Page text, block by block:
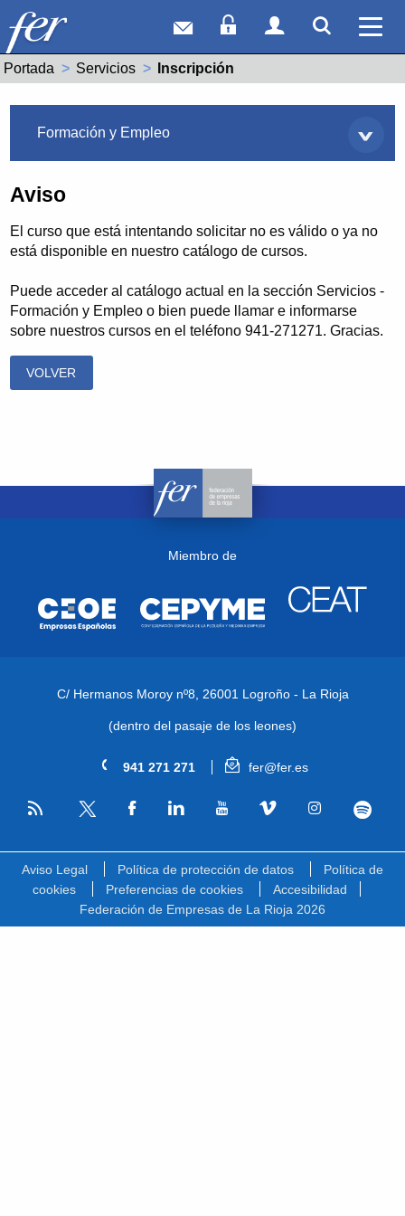
Correo webAcceso Socios
Acceso
Portada Servicios Actual:
Inscripción
Formación y Empleo
Aviso
El curso que está intentando solicitar no es válido o ya no
está disponible en nuestro catálogo de cursos.
Puede acceder al catálogo actual en la sección Servicios -
Formación y Empleo o bien puede llamar e informarse
sobre nuestros cursos en el teléfono 941-271271. Gracias.
VOLVER
Miembro de
C/ Hermanos Moroy nº8, 26001 Logroño - La Rioja
(dentro del pasaje de los leones)
941 271 271 fer@fer.es
RSS
Aviso Legal Política de protección de datos
Política de
cookies
Preferencias de cookies
Accesibilidad
Federación de Empresas de La Rioja 2026